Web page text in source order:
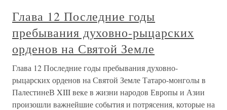
Глава 12 Последние годы
пребывания духовно-рыцарских
орденов на Святой Земле
Глава 12 Последние годы пребывания духовно-
рыцарских орденов на Святой Земле Татаро-монголы в
ПалестинеВ XIII веке в жизни народов Европы и Азии
произошли важнейшие события и потрясения, которые на